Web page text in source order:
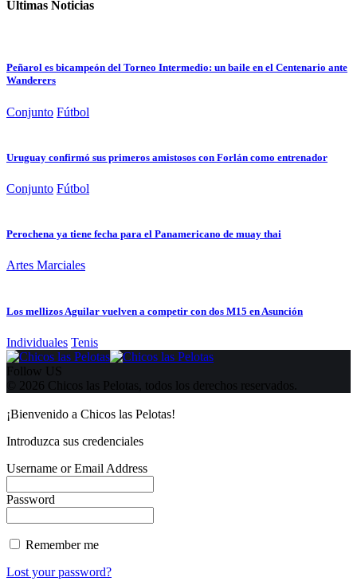
Últimas Noticias
Peñarol es bicampeón del Torneo Intermedio: un baile en el Centenario ante
Wanderers
Conjunto Fútbol
Uruguay confirmó sus primeros amistosos con Forlán como entrenador
Conjunto Fútbol
Perochena ya tiene fecha para el Panamericano de muay thai
Artes Marciales
Los mellizos Aguilar vuelven a competir con dos M15 en Asunción
Individuales Tenis
Follow US
© 2026 Chicos las Pelotas, todos los derechos reservados.
¡Bienvenido a Chicos las Pelotas!
Introduzca sus credenciales
Username or Email Address
Password
Remember me
Lost your password?